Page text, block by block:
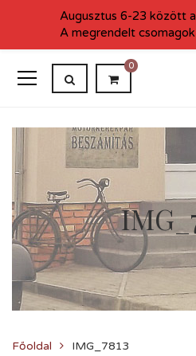
0
Főoldal IMG_7813
Augusztus 6-23 között
A megrendelt csomagok